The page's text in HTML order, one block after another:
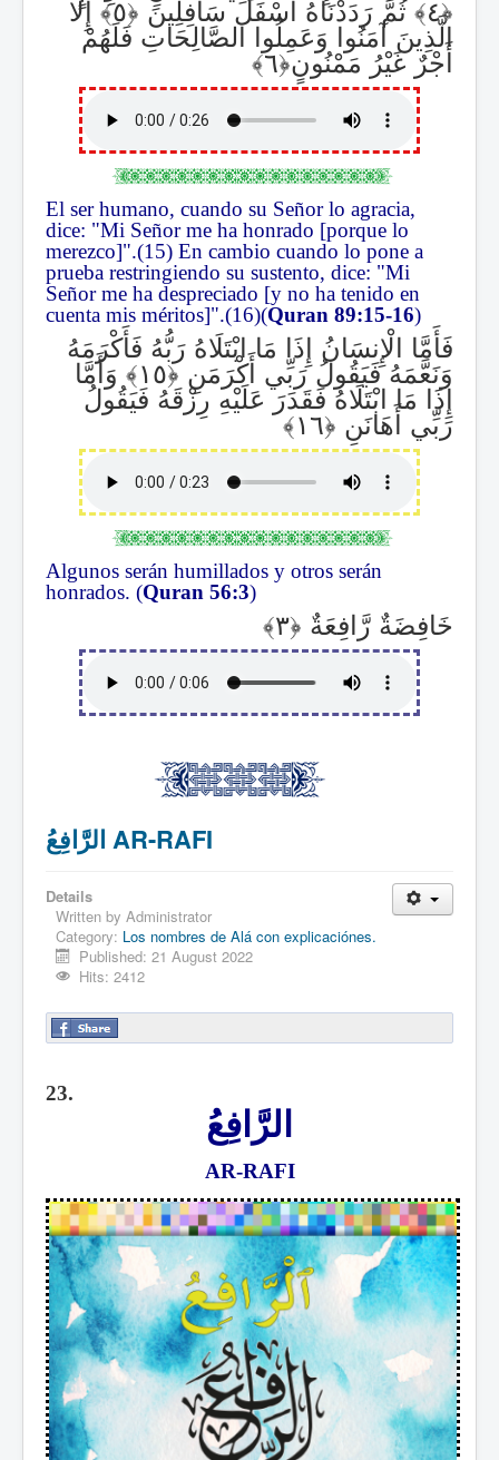
ثُمَّ رَدَدْنَاهُ أَسْفَلَ سَافِلِينَ إِلَّا
الَّذِينَ آمَنُوا وَعَمِلُوا الصَّالِحَاتِ فَلَهُمْ
أَجْرٌ غَيْرُ مَمْنُونٍ
El ser humano, cuando su Señor lo agracia,
dice: "Mi Señor me ha honrado [porque lo
merezco]".(15) En cambio cuando lo pone a
prueba restringiendo su sustento, dice: "Mi
Señor me ha despreciado [y no ha tenido en
cuenta mis méritos]".(16)(Quran 89:15-16)
فَأَمَّا الْإِنسَانُ إِذَا مَا ابْتَلَاهُ رَبُّهُ فَأَكْرَمَهُ
وَنَعَّمَهُ فَيَقُولُ رَبِّي أَكْرَمَنِ وَأَمَّا
إِذَا مَا ابْتَلَاهُ فَقَدَرَ عَلَيْهِ رِزْقَهُ فَيَقُولُ
رَبِّي أَهَانَنِ
Algunos serán humillados y otros serán
honrados. (Quran 56:3)
خَافِضَةٌ رَّافِعَةٌ
الرَّافِعُ AR-RAFI
Details
Written by Administrator
Category: Los nombres de Alá con explicaciónes.
Published: 21 August 2022
Hits: 2412
23.
الرَّافِعُ
AR-RAFI